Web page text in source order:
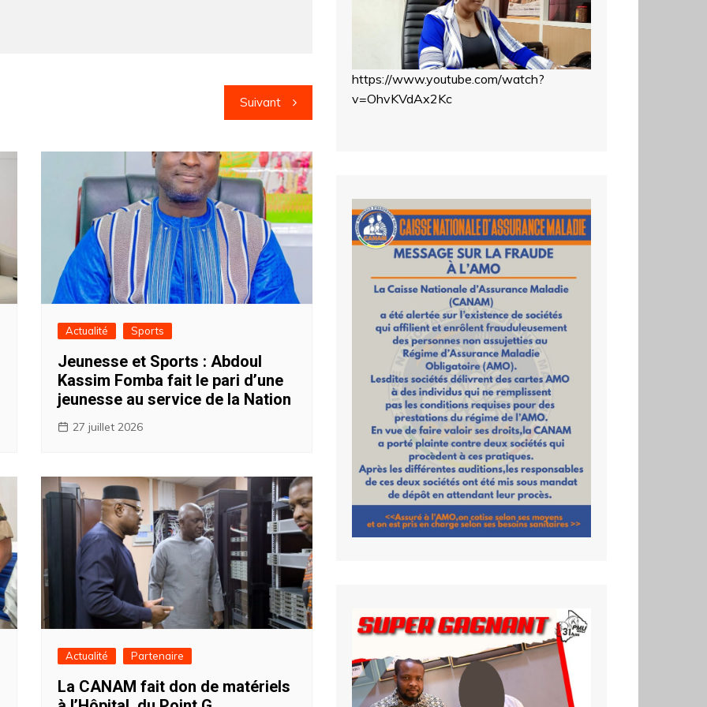
Suivant
Actualité Sports
Jeunesse et Sports : Abdoul
Kassim Fomba fait le pari d’une
jeunesse au service de la Nation ‎
27 juillet 2026
Actualité Partenaire
La CANAM fait don de matériels
https://www.youtube.com/watch?
v=OhvKVdAx2Kc